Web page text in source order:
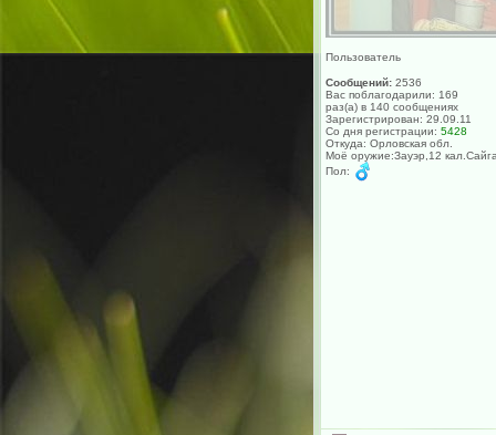
Пользователь
Сообщений: 2536
Вас поблагодарили: 169
раз(а) в 140 сообщениях
Зарегистрирован: 29.09.11
Со дня регистрации: 5428
Откуда: Орловская обл.
Моё оружие:Зауэр,12
Пол: